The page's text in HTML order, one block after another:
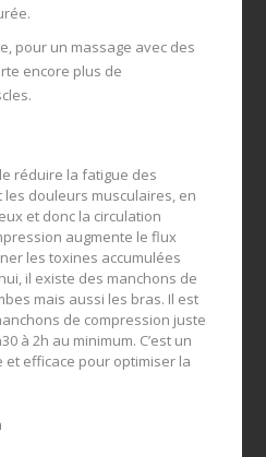
pour un massage avec des
encore plus de
réduire la fatigue des
douleurs musculaires, en
et donc la circulation
augmente le flux
les toxines accumulées
il existe des manchons de
mais aussi les bras. Il est
de compression juste
à 2h au minimum. C’est un
efficace pour optimiser la